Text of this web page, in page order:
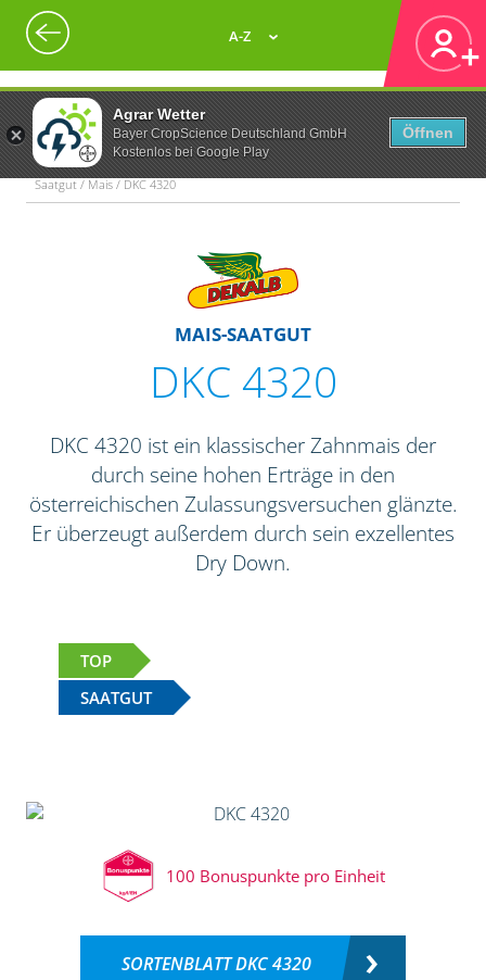
Agrar Wetter
Bayer CropScience Deutschland GmbH
Kostenlos bei Google Play
Öffnen
A-Z
Saatgut / Mais / DKC 4320
MAIS-SAATGUT
DKC 4320
DKC 4320 ist ein klassischer Zahnmais der
durch seine hohen Erträge in den
österreichischen Zulassungsversuchen glänzte.
Er überzeugt außerdem durch sein exzellentes
Dry Down.
TOP
SAATGUT
100 Bonuspunkte pro Einheit
SORTENBLATT DKC 4320